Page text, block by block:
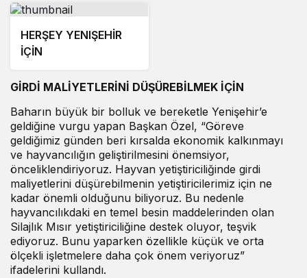
HERŞEY YENIŞEHİR
İÇİN
GİRDİ MALİYETLERİNİ DÜŞÜREBİLMEK İÇİN
Baharın büyük bir bolluk ve bereketle Yenişehir’e
geldiğine vurgu yapan Başkan Özel, “Göreve
geldiğimiz günden beri kırsalda ekonomik kalkınmayı
ve hayvancılığın geliştirilmesini önemsiyor,
önceliklendiriyoruz. Hayvan yetiştiriciliğinde girdi
maliyetlerini düşürebilmenin yetiştiricilerimiz için ne
kadar önemli olduğunu biliyoruz. Bu nedenle
hayvancılıkdaki en temel besin maddelerinden olan
Silajlık Mısır yetiştiriciliğine destek oluyor, teşvik
ediyoruz. Bunu yaparken özellikle küçük ve orta
ölçekli işletmelere daha çok önem veriyoruz”
ifadelerini kullandı.